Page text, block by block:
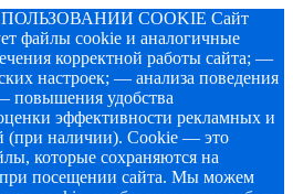
COOKIE Сайт
файлы cookie и аналогичные
корректной работы сайта; —
настроек; — анализа поведения
повышения удобства
эффективности рекламных и
(при наличии). Cookie — это
которые сохраняются на
при посещении сайта. Мы можем